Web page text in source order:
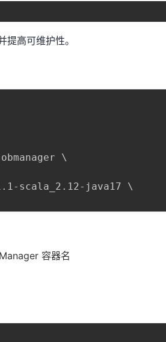
提高可维护性。
\
scala_2.12-java17
\
容器名